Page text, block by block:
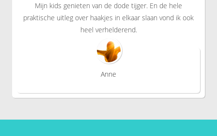
Mijn kids genieten van de dode tijger. En de hele
praktische uitleg over haakjes in elkaar slaan vond ik ook
heel verhelderend.
Anne